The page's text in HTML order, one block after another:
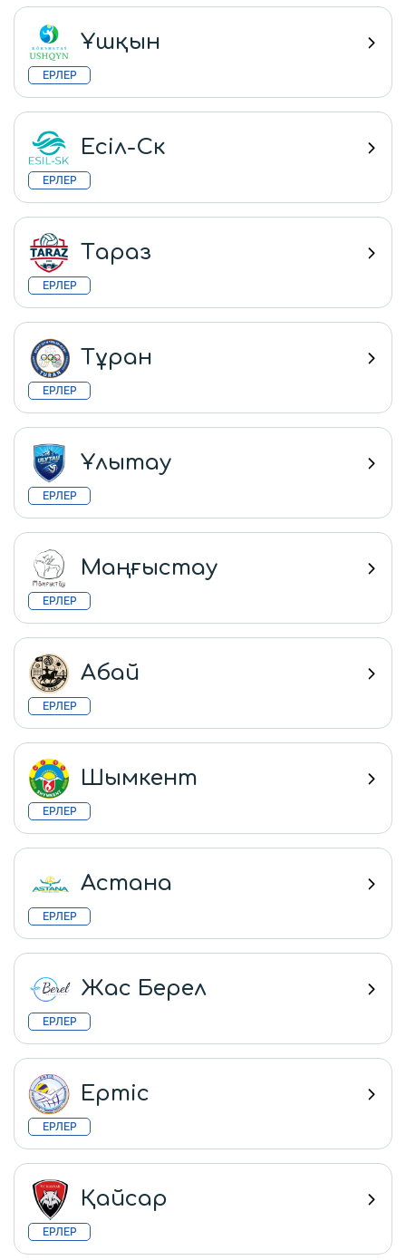
Ұшқын
ЕРЛЕР
Есіл-Ск
ЕРЛЕР
Тараз
ЕРЛЕР
Тұран
ЕРЛЕР
Ұлытау
ЕРЛЕР
Маңғыстау
ЕРЛЕР
Абай
ЕРЛЕР
Шымкент
ЕРЛЕР
Астана
ЕРЛЕР
Жас Берел
ЕРЛЕР
Ертіс
ЕРЛЕР
Қайсар
ЕРЛЕР